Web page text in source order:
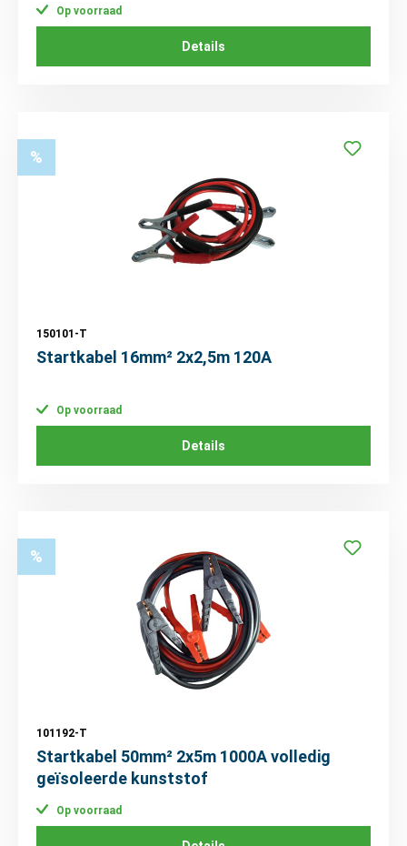
Op voorraad
Details
%
150101-T
Startkabel 16mm² 2x2,5m 120A
Op voorraad
Details
%
101192-T
Startkabel 50mm² 2x5m 1000A volledig
geïsoleerde kunststof
Op voorraad